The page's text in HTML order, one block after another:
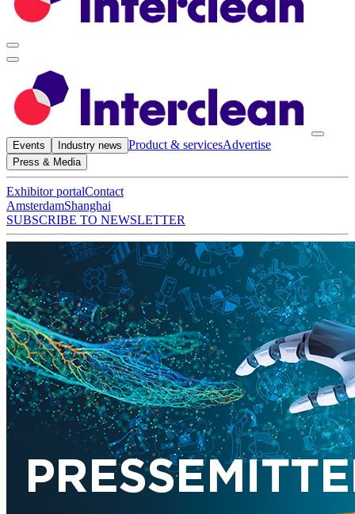
Events Industry news Product & servicesAdvertise
Press & Media
Exhibitor portalContact
AmsterdamShanghai
SUBSCRIBE TO NEWSLETTER